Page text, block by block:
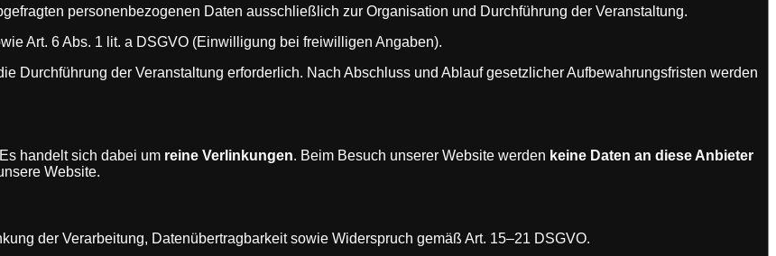
personenbezogenen Daten ausschließlich zur Organisation und Durchführung der Veranstaltung.
Art. 6 Abs. 1 lit. a DSGVO (Einwilligung bei freiwilligen Angaben).
Durchführung der Veranstaltung erforderlich. Nach Abschluss und Ablauf gesetzlicher Aufbewahrungsfristen werden
handelt sich dabei um reine Verlinkungen. Beim Besuch unserer Website werden keine Daten an diese Anbieter
Website.
der Verarbeitung, Datenübertragbarkeit sowie Widerspruch gemäß Art. 15–21 DSGVO.